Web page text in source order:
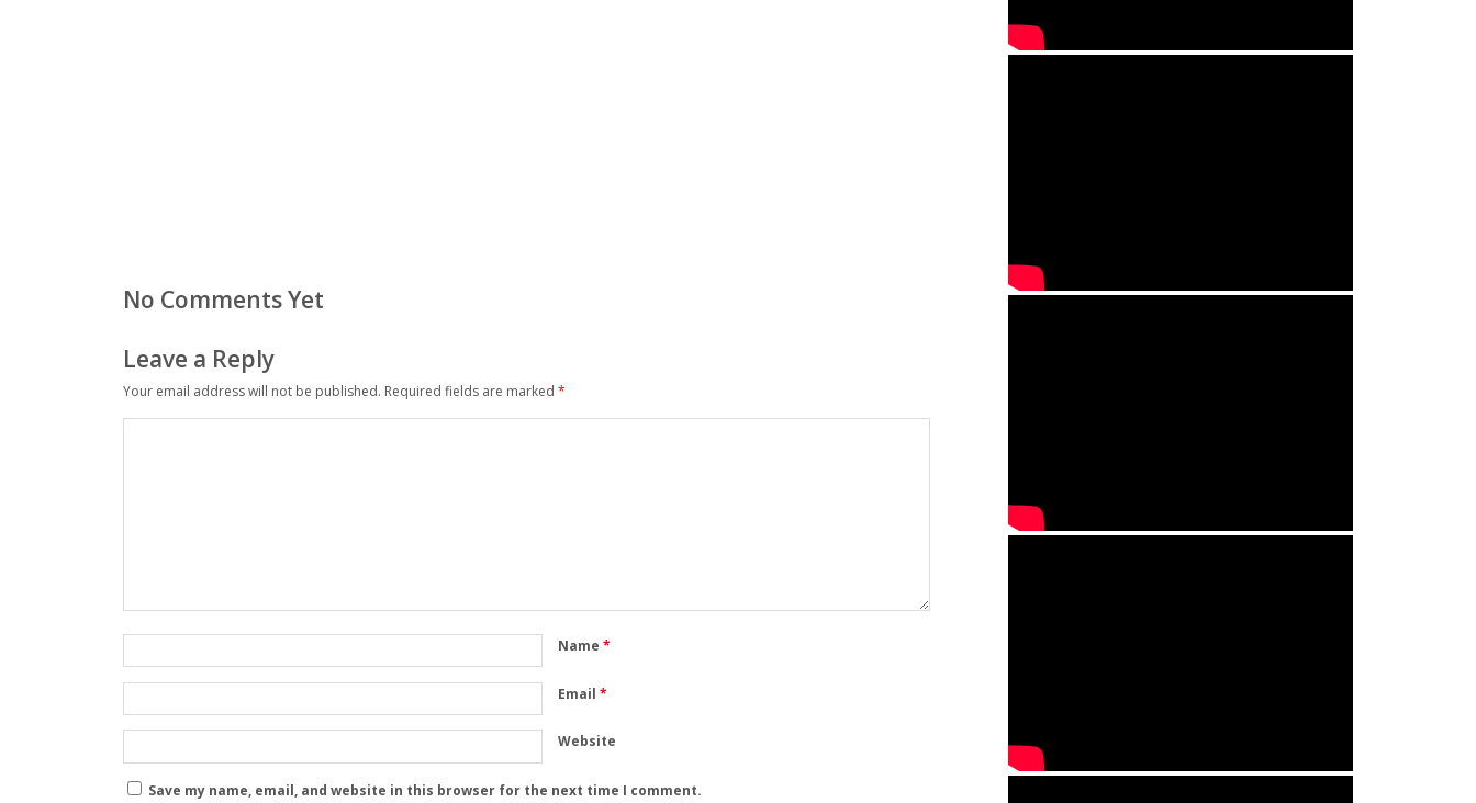
No Comments Yet
Leave a Reply
Your email address will not be published. Required fields are marked *
Name *
Email *
Website
Save my name, email, and website in this browser for the next time I comment.